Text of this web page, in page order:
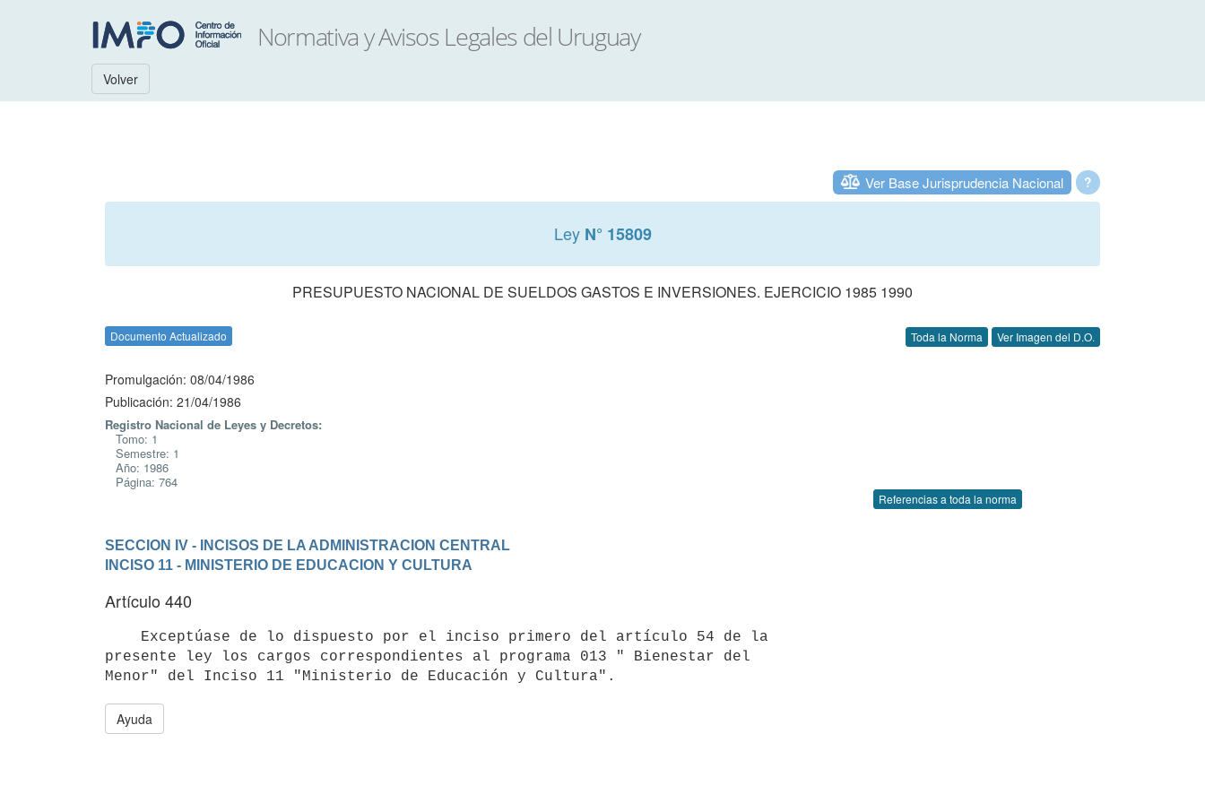
Volver
?
Ver Base Jurisprudencia Nacional
Ley N° 15809
PRESUPUESTO NACIONAL DE SUELDOS GASTOS E INVERSIONES. EJERCICIO 1985 1990
Documento Actualizado Toda la Norma Ver Imagen del D.O.
Promulgación: 08/04/1986
Publicación: 21/04/1986
Registro Nacional de Leyes y Decretos:
Tomo: 1
Semestre: 1
Año: 1986
Página: 764
Referencias a toda la norma
SECCION IV - INCISOS DE LA ADMINISTRACION CENTRAL
INCISO 11 - MINISTERIO DE EDUCACION Y CULTURA
Artículo 440
presente ley los cargos correspondientes al programa 013 " Bienestar del
Ayuda